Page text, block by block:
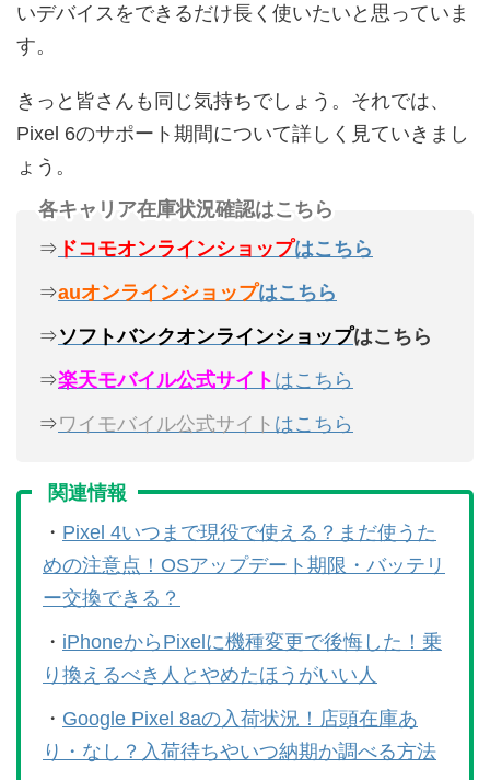
いデバイスをできるだけ長く使いたいと思っていま
す。
きっと皆さんも同じ気持ちでしょう。それでは、
Pixel 6のサポート期間について詳しく見ていきまし
ょう。
各キャリア在庫状況確認はこちら
⇒ ドコモオンラインショップはこちら
⇒auオンラインショップはこちら
⇒ソフトバンクオンラインショップはこちら
⇒楽天モバイル公式サイト はこちら
⇒ワイモバイル公式サイト はこちら
関連情報
・ Pixel 4いつまで現役で使える？まだ使うた
めの注意点！OSアップデート期限・バッテリ
ー交換できる？
・ iPhoneからPixelに機種変更で後悔した！乗
り換えるべき人とやめたほうがいい人
・ Google Pixel 8aの入荷状況！店頭在庫あ
り・なし？入荷待ちやいつ納期か調べる方法